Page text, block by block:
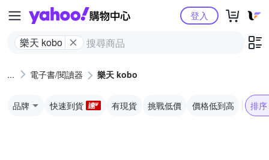
Yahoo購物中心
樂天 kobo
登入
電子書/閱讀器 樂天 kobo
品牌 快速到貨 有現貨 挑戰低價 價格低到高 排序